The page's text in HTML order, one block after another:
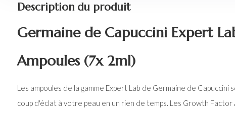
Description du produit
Germaine de Capuccini Expert
Ampoules (7x 2ml)
Les ampoules de la gamme Expert Lab de Germaine de
coup d'éclat à votre peau en un rien de temps. Les Growth Factor